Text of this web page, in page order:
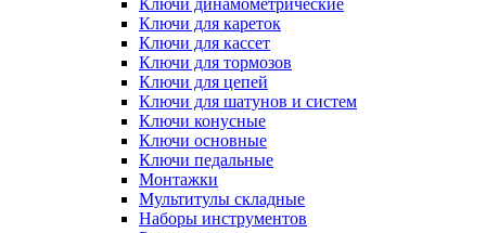
Ключи динамометрические
Ключи для кареток
Ключи для кассет
Ключи для тормозов
Ключи для цепей
Ключи для шатунов и систем
Ключи конусные
Ключи основные
Ключи педальные
Монтажки
Мультитулы складные
Наборы инструментов